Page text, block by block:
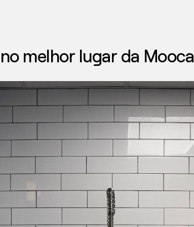
melhor lugar da Mooca